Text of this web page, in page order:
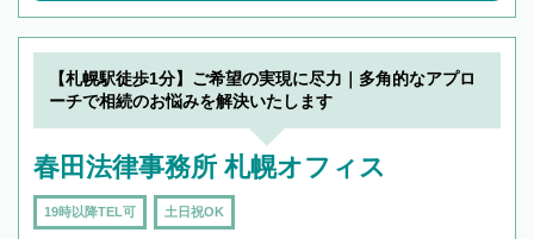
【札幌駅徒歩1分】ご希望の実現に尽力｜多角的なアプロ
ーチで相続のお悩みを解決いたします
春田法律事務所 札幌オフィス
19時以降TEL可 土日祝OK